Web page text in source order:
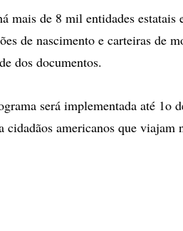
mais de 8 mil entidades estatais
de nascimento e carteiras de
dos documentos.
será implementada até 1o
cidadãos americanos que